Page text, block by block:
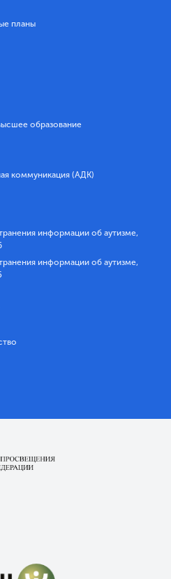
планы
образование
коммуникация (АДК)
информации об аутизме,
информации об аутизме,